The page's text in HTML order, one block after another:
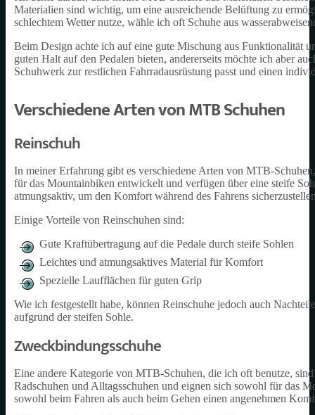
Materialien sind wichtig, um eine ausreichende Belüftung zu
schlechtem Wetter nutze, wähle ich oft Schuhe aus
Beim Design achte ich auf eine gute Mischung aus Funktionalität
guten Halt auf den Pedalen bieten, andererseits möchte ich aber
Schuhwerk zur restlichen Fahrradausrüstung passt und einen
Verschiedene Arten von MTB Schuhen
Reinschuh
In meiner Erfahrung gibt es verschiedene Arten von MTB-
für das Mountainbiken entwickelt und verfügen über eine steife
atmungsaktiv, um den Komfort während des Fahrens
Einige Vorteile von Reinschuhen sind:
Gute Kraftübertragung auf die Pedale durch steife Sohlen
Leichtes und atmungsaktives Material für Komfort
Spezielle Laufflächen für guten Grip
Wie ich festgestellt habe, können Reinschuhe jedoch auch
aufgrund der steifen Sohle.
Zweckbindungsschuhe
Eine andere Kategorie von MTB-Schuhen, die ich oft benutze,
Radschuhen und Alltagsschuhen und eignen sich sowohl für das
sowohl beim Fahren als auch beim Gehen einen angenehmen